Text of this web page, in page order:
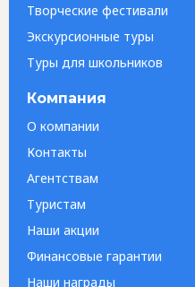
Творческие фестивали
Экскурсионные туры
Туры для школьников
Компания
О компании
Контакты
Агентствам
Туристам
Наши акции
Финансовые гарантии
Наши награды